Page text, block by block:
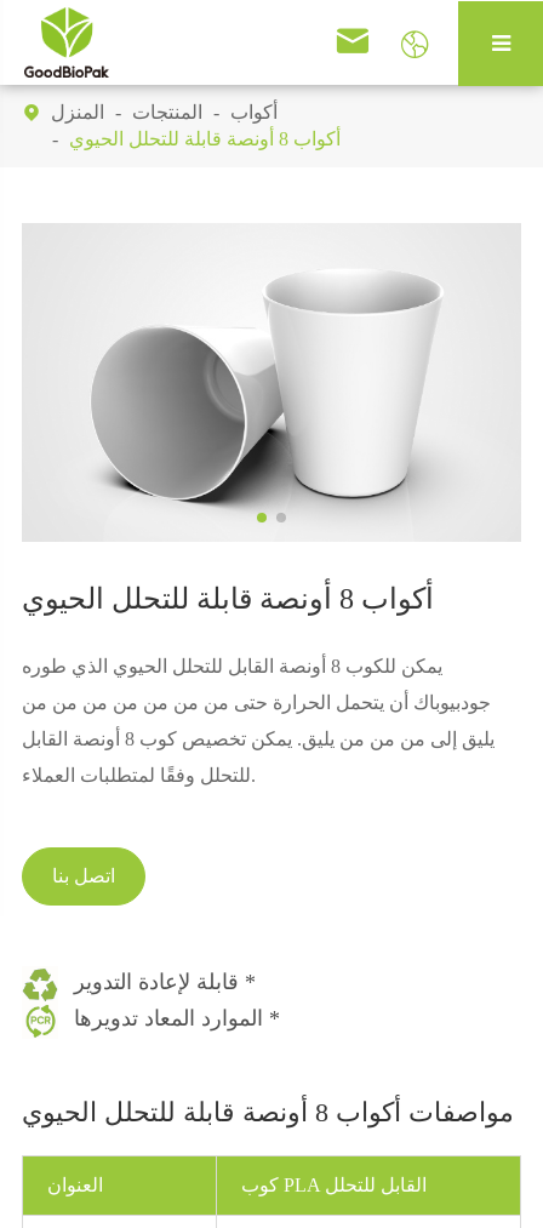
 
 المنزل المنتجات
أكواب
أكواب 8 أونصة قابلة للتحلل الحيوي
أكواب 8 أونصة قابلة للتحلل الحيوي
يمكن للكوب 8 أونصة القابل للتحلل الحيوي الذي طوره
جودبيوباك أن يتحمل الحرارة حتى من من من من من من من
يليق إلى من من من يليق. يمكن تخصيص كوب 8 أونصة القابل
للتحلل وفقًا لمتطلبات العملاء.
اتصل بنا
قابلة لإعادة التدوير *
الموارد المعاد تدويرها *
مواصفات أكواب 8 أونصة قابلة للتحلل الحيوي
العنوان كوب PLA القابل للتحلل